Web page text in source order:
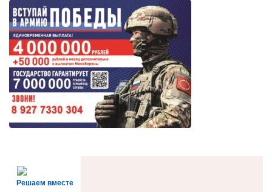
Решаем вместе